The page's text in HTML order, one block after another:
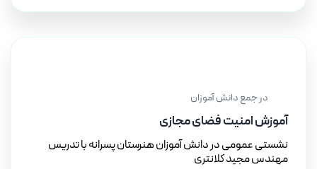
در جمع دانش آموزان
آموزش امنیت فضای مجازی
نشستی عمومی در دانش آموزان هنرستان پسرانه با تدریس
مهندس مجید کلانتری